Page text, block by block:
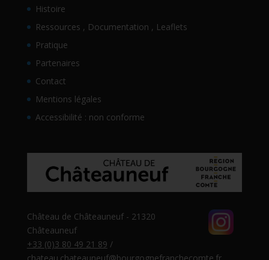
Histoire
Ressources , Documentation , Leaflets
Pratique
Partenaires
Contact
Mentions légales
Accessibilité : non conforme
Château de Châteauneuf - 21320
Châteauneuf
+33 (0)3 80 49 21 89 /